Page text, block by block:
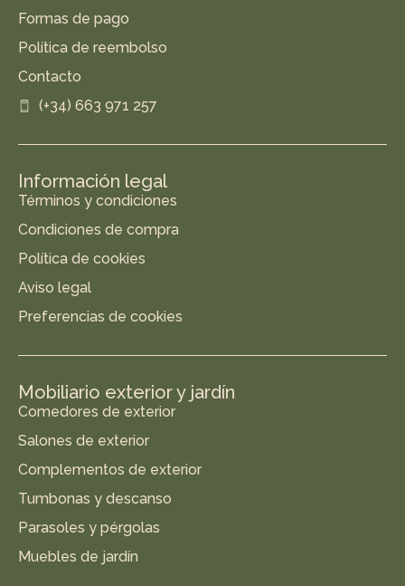
Formas de pago
Política de reembolso
Contacto
(+34) 663 971 257
Información legal
Términos y condiciones
Condiciones de compra
Política de cookies
Aviso legal
Preferencias de cookies
Mobiliario exterior y jardín
Comedores de exterior
Salones de exterior
Complementos de exterior
Tumbonas y descanso
Parasoles y pérgolas
Muebles de jardín